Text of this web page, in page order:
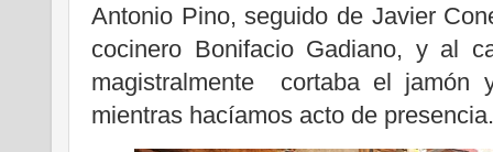
Antonio Pino, seguido de Javier
cocinero Bonifacio Gadiano, y al
magistralmente cortaba el jamón
mientras hacíamos acto de presencia.